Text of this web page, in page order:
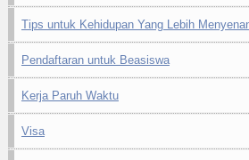
Tips untuk Kehidupan Yang Lebih
Pendaftaran untuk Beasiswa
Kerja Paruh Waktu
Visa